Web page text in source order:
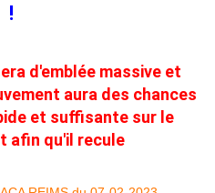
!
d'emblée massive et
aura des chances
et suffisante sur le
afin qu'il recule